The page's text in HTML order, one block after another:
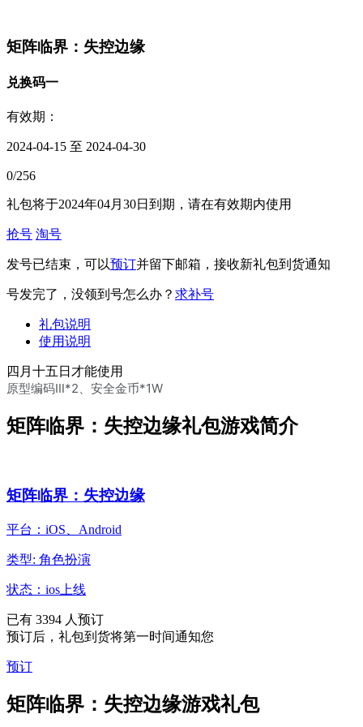
矩阵临界：失控边缘
兑换码一
有效期：
2024-04-15 至 2024-04-30
0/256
礼包将于2024年04月30日到期，请在有效期内使用
抢号 淘号
发号已结束，可以预订并留下邮箱，接收新礼包到货通知
号发完了，没领到号怎么办？ 求补号
礼包说明
使用说明
四月十五日才能使用
原型编码Ⅲ*2、安全金币*1W
矩阵临界：失控边缘礼包游戏简介
矩阵临界：失控边缘
平台：iOS、Android
类型: 角色扮演
状态：ios上线
已有 3394 人预订
预订后，礼包到货将第一时间通知您
预订
矩阵临界：失控边缘游戏礼包